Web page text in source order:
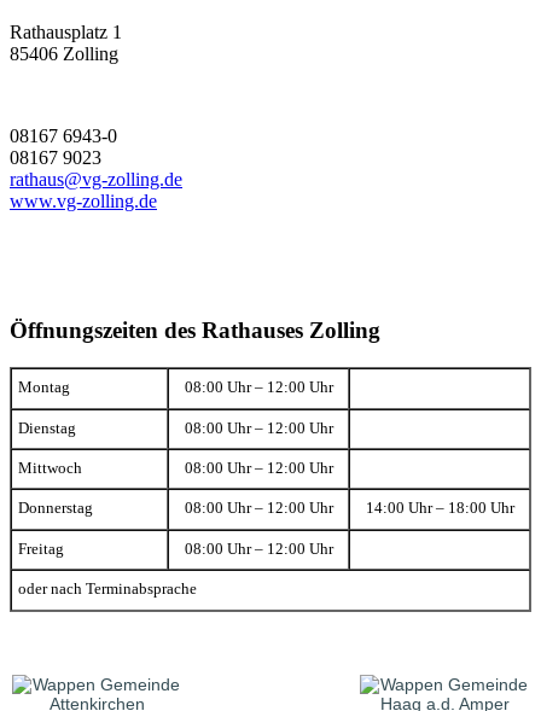
Rathausplatz 1
85406 Zolling
08167 6943-0
08167 9023
rathaus@vg-zolling.de
www.vg-zolling.de
Öffnungszeiten des Rathauses Zolling
Montag 08:00 Uhr – 12:00 Uhr
Dienstag 08:00 Uhr – 12:00 Uhr
Mittwoch 08:00 Uhr – 12:00 Uhr
Donnerstag 08:00 Uhr – 12:00 Uhr 14:00 Uhr – 18:00 Uhr
Freitag 08:00 Uhr – 12:00 Uhr
oder nach Terminabsprache